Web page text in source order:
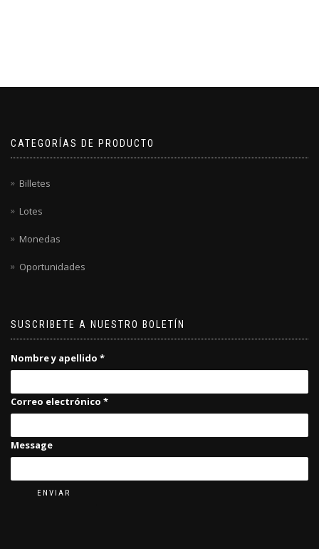
CATEGORÍAS DE PRODUCTO
Billetes
Lotes
Monedas
Oportunidades
SUSCRIBETE A NUESTRO BOLETÍN
Nombre y apellido *
Correo electrónico *
Message
ENVIAR